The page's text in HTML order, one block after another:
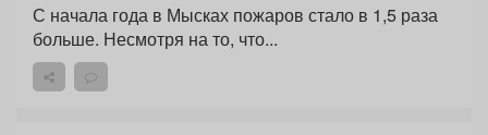
С начала года в Мысках пожаров стало в 1,5 раза
больше. Несмотря на то, что...